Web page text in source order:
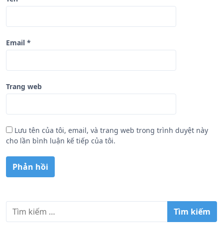
Email *
Trang web
Lưu tên của tôi, email, và trang web trong trình duyệt này
cho lần bình luận kế tiếp của tôi.